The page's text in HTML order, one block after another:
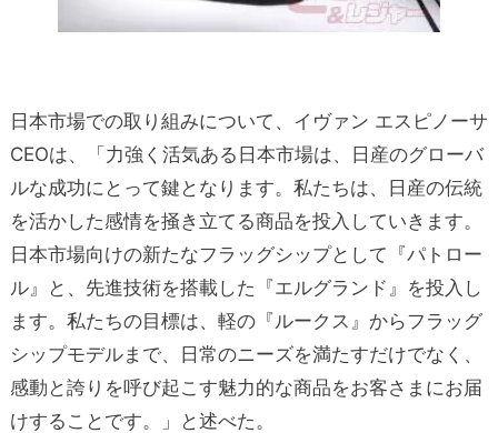
日本市場での取り組みについて、イヴァン エスピノーサ
CEOは、「力強く活気ある日本市場は、日産のグローバ
ルな成功にとって鍵となります。私たちは、日産の伝統
を活かした感情を掻き立てる商品を投入していきます。
日本市場向けの新たなフラッグシップとして『パトロー
ル』と、先進技術を搭載した『エルグランド』を投入し
ます。私たちの目標は、軽の『ルークス』からフラッグ
シップモデルまで、日常のニーズを満たすだけでなく、
感動と誇りを呼び起こす魅力的な商品をお客さまにお届
けすることです。」と述べた。